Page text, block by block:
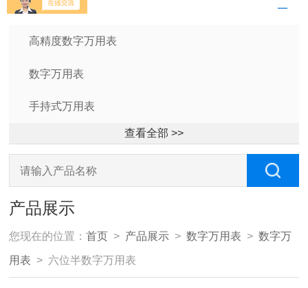
数字万用表
高精度数字万用表
数字万用表
手持式万用表
查看全部 >>
产品展示
您现在的位置：首页 > 产品展示 >数字万用表 >数字万
用表 > 六位半数字万用表